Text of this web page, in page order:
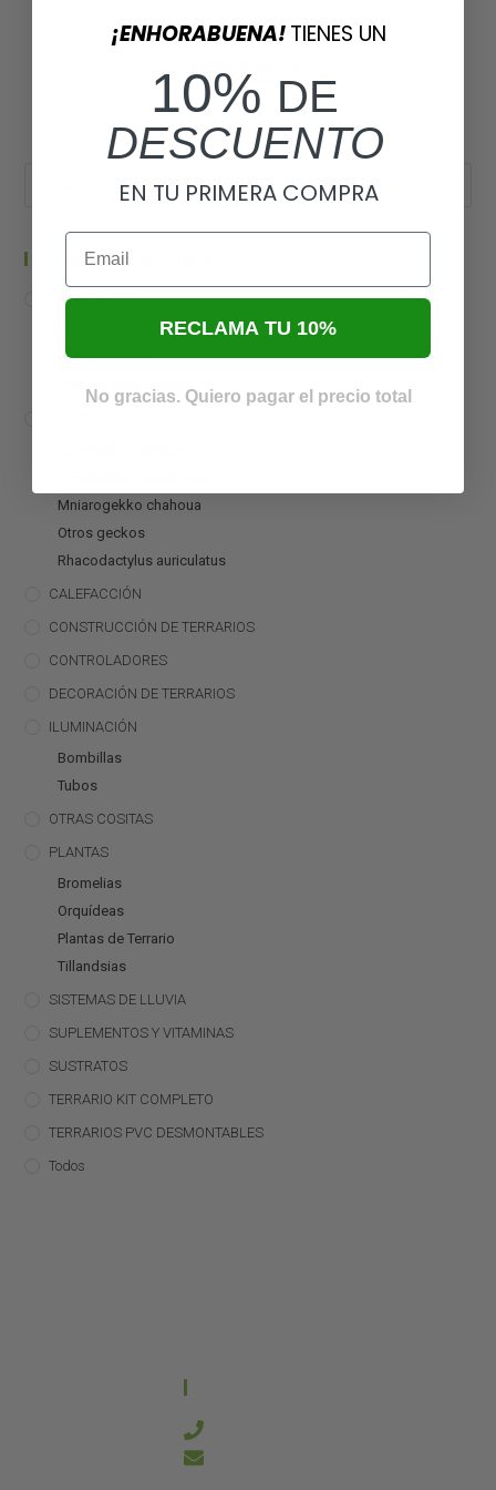
13,00€
Categorías Del Producto
ALIMENTACIÓN
Alimento Comercial
Alimento Vivo
Material para Cultivos
Mniarogekko chahoua
Otros geckos
Rhacodactylus auriculatus
CALEFACCIÓN
CONSTRUCCIÓN DE TERRARIOS
CONTROLADORES
DECORACIÓN DE TERRARIOS
ILUMINACIÓN
Bombillas
Tubos
OTRAS COSITAS
PLANTAS
Bromelias
Orquídeas
Plantas de Terrario
Tillandsias
SISTEMAS DE LLUVIA
SUPLEMENTOS Y VITAMINAS
SUSTRATOS
TERRARIO KIT COMPLETO
TERRARIOS PVC DESMONTABLES
Todos
¡ENHORABUENA! TIENES UN
10% DE
DESCUENTO
EN TU PRIMERA COMPRA
Email
RECLAMA TU 10%
No gracias. Quiero pagar el precio total